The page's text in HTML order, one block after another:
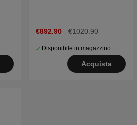
€892.90 €1020.90
Disponibile in magazzino
Acquista